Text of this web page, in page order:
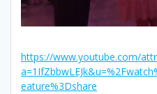
https://www.youtube.com/
eature%3Dshare